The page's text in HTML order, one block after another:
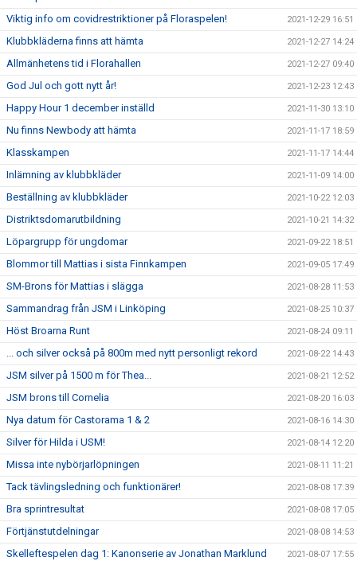
Viktig info om covidrestriktioner på Floraspelen! 2021-12-29 16:51
Klubbkläderna finns att hämta 2021-12-27 14:24
Allmänhetens tid i Florahallen 2021-12-27 09:40
God Jul och gott nytt år! 2021-12-23 12:43
Happy Hour 1 december inställd 2021-11-30 13:10
Nu finns Newbody att hämta 2021-11-17 18:59
Klasskampen 2021-11-17 14:44
Inlämning av klubbkläder 2021-11-09 14:00
Beställning av klubbkläder 2021-10-22 12:03
Distriktsdomarutbildning 2021-10-21 14:32
Löpargrupp för ungdomar 2021-09-22 18:51
Blommor till Mattias i sista Finnkampen 2021-09-05 17:49
SM-Brons för Mattias i slägga 2021-08-28 11:53
Sammandrag från JSM i Linköping 2021-08-25 10:37
Höst Broarna Runt 2021-08-24 09:11
... och silver också på 800m med nytt personligt rekord 2021-08-22 14:43
JSM silver på 1500 m för Thea... 2021-08-21 12:52
JSM brons till Cornelia 2021-08-20 16:03
Nya datum för Castorama 1 & 2 2021-08-16 14:30
Silver för Hilda i USM! 2021-08-14 12:20
Missa inte nybörjarlöpningen 2021-08-11 11:21
Tack tävlingsledning och funktionärer! 2021-08-08 17:39
Bra sprintresultat 2021-08-08 17:05
Förtjänstutdelningar 2021-08-08 14:53
Skelleftespelen dag 1: Kanonserie av Jonathan Marklund 2021-08-07 17:55